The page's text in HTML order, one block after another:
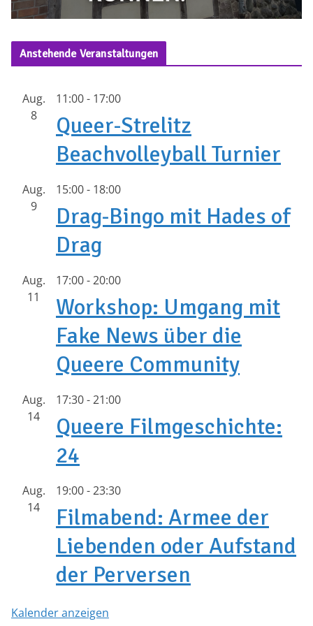
Anstehende Veranstaltungen
Aug.
8
11:00- 17:00
Queer-Strelitz
Beachvolleyball Turnier
Aug.
9
15:00- 18:00
Drag-Bingo mit Hades of
Drag
Aug.
11
17:00-20:00
Workshop: Umgang mit
Fake News über die
Queere Community
Aug.
14
17:30-21:00
Queere Filmgeschichte:
24
Aug.
14
19:00-23:30
Filmabend: Armee der
Liebenden oder Aufstand
der Perversen
Kalender anzeigen